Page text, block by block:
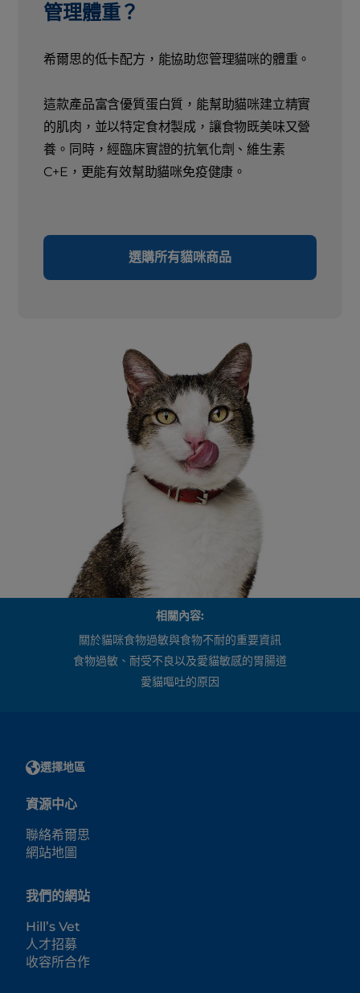
管理體重？
希爾思的低卡配方，能協助您管理貓咪的體重。
這款產品富含優質蛋白質，能幫助貓咪建立精實
的肌肉，並以特定食材製成，讓食物既美味又營
養。同時，經臨床實證的抗氧化劑、維生素
C+E，更能有效幫助貓咪免疫健康。
選購所有貓咪商品
相關內容:
關於貓咪食物過敏與食物不耐的重要資訊
食物過敏、耐受不良以及愛貓敏感的胃腸道
愛貓嘔吐的原因
選擇地區
資源中心
聯絡希爾思
網站地圖
我們的網站
Hill’s Vet
人才招募
收容所合作